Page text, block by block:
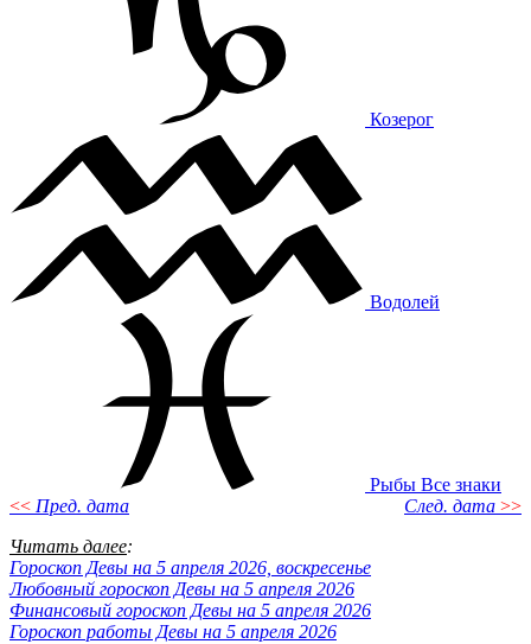
Козерог
Водолей
Рыбы Все знаки
<< Пред. дата След. дата >>
Читать далее:
Гороскоп Девы на 5 апреля 2026, воскресенье
Любовный гороскоп Девы на 5 апреля 2026
Финансовый гороскоп Девы на 5 апреля 2026
Гороскоп работы Девы на 5 апреля 2026